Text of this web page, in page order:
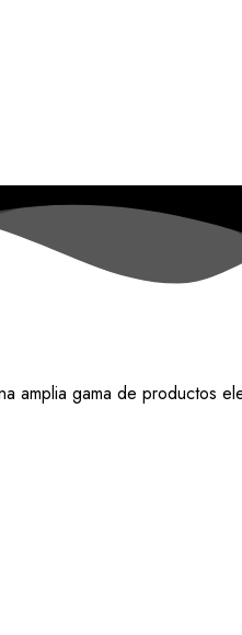
amplia gama de productos